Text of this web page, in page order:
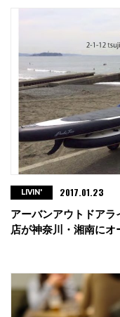
アーバンアウトドア
店が神奈川・湘南にオ
LIVIN' 2017.01.23